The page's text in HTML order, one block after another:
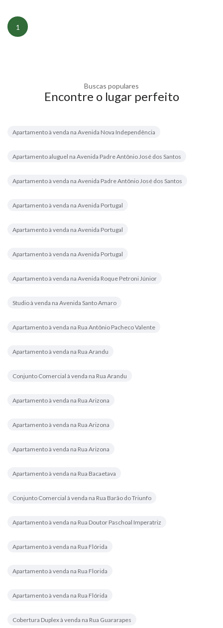
1
Buscas populares
Encontre o lugar perfeito
Apartamento à venda na Avenida Nova Independência
Apartamento aluguel na Avenida Padre Antônio José dos Santos
Apartamento à venda na Avenida Padre Antônio José dos Santos
Apartamento à venda na Avenida Portugal
Apartamento à venda na Avenida Portugal
Apartamento à venda na Avenida Portugal
Apartamento à venda na Avenida Roque Petroni Júnior
Studio à venda na Avenida Santo Amaro
Apartamento à venda na Rua Antônio Pacheco Valente
Apartamento à venda na Rua Arandu
Conjunto Comercial à venda na Rua Arandu
Apartamento à venda na Rua Arizona
Apartamento à venda na Rua Arizona
Apartamento à venda na Rua Arizona
Apartamento à venda na Rua Bacaetava
Conjunto Comercial à venda na Rua Barão do Triunfo
Apartamento à venda na Rua Doutor Paschoal Imperatriz
Apartamento à venda na Rua Flórida
Apartamento à venda na Rua Florida
Apartamento à venda na Rua Flórida
Cobertura Duplex à venda na Rua Guararapes